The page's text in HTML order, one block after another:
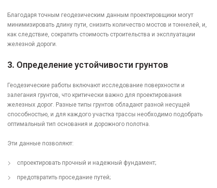
Благодаря точным геодезическим данным проектировщики могут
минимизировать длину пути, снизить количество мостов и тоннелей, и,
как следствие, сократить стоимость строительства и эксплуатации
железной дороги.
3. Определение устойчивости грунтов
Геодезические работы включают исследование поверхности и
залегания грунтов, что критически важно для проектирования
железных дорог. Разные типы грунтов обладают разной несущей
способностью, и для каждого участка трассы необходимо подобрать
оптимальный тип основания и дорожного полотна.
Эти данные позволяют:
спроектировать прочный и надежный фундамент;
предотвратить проседание путей;